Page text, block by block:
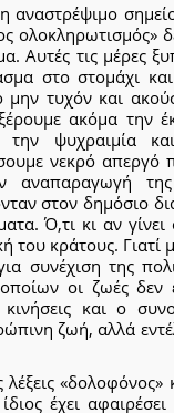
αναστρέψιμο
ολοκληρωτισμός»
Αυτές τις μέρες
στο στομάχι
μην τυχόν και
ακόμα την
ψυχραιμία
νεκρό απεργό
αναπαραγωγή
στον δημόσιο
Ό,τι κι αν
του κράτους. Γιατί
συνέχιση της
οι ζωές δεν
και ο
ζωή, αλλά
«δολοφόνος»
έχει αφαιρέσει